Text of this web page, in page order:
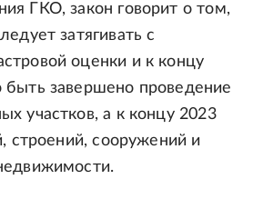
ГКО, закон говорит о том,
затягивать с
оценки и к концу
завершено проведение
участков, а к концу 2023
строений, сооружений и